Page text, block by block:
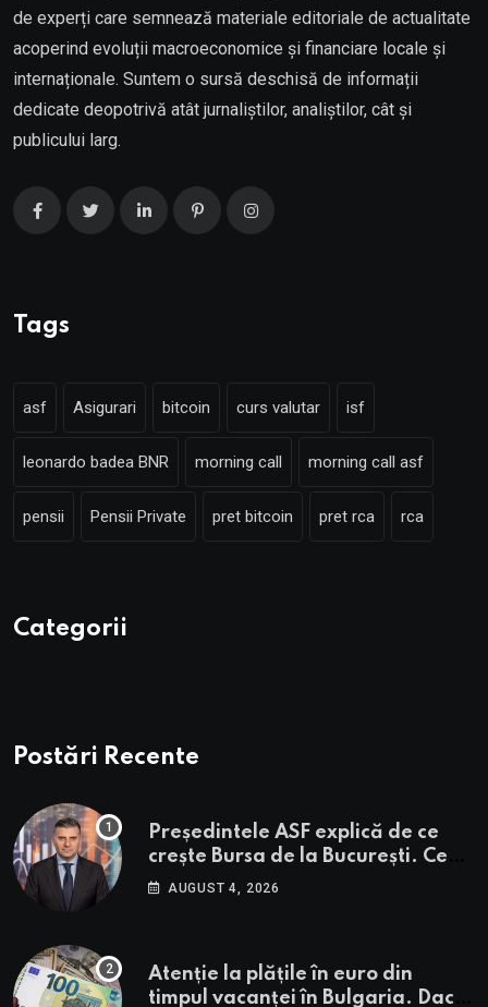
de experți care semnează materiale editoriale de actualitate
acoperind evoluții macroeconomice și financiare locale și
internaționale. Suntem o sursă deschisă de informații
dedicate deopotrivă atât jurnaliștilor, analiștilor, cât și
publicului larg.
Tags
asf Asigurari bitcoin curs valutar isf
leonardo badea BNR morning call morning call asf
pensii Pensii Private pret bitcoin pret rca rca
Categorii
Postări Recente
Președintele ASF explică de ce
crește Bursa de la București. Ce
urmează pentru BVB potrivit lui
AUGUST 4, 2026
Atenție la plățile în euro din
timpul vacanței în Bulgaria. Dacă